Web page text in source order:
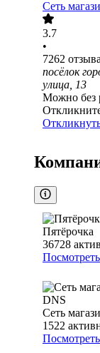
Сеть
3.7
•
7262
посёлок
улица, 13
Можно без
Пятёрочка
36728
Посмотреть
Сеть
1522
Посмотреть